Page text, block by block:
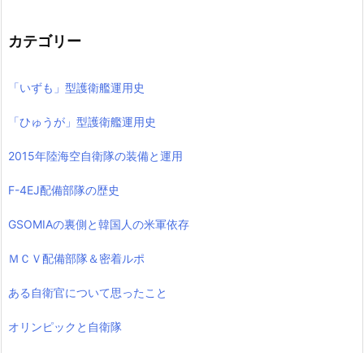
カテゴリー
「いずも」型護衛艦運用史
「ひゅうが」型護衛艦運用史
2015年陸海空自衛隊の装備と運用
F-4EJ配備部隊の歴史
GSOMIAの裏側と韓国人の米軍依存
ＭＣＶ配備部隊＆密着ルポ
ある自衛官について思ったこと
オリンピックと自衛隊